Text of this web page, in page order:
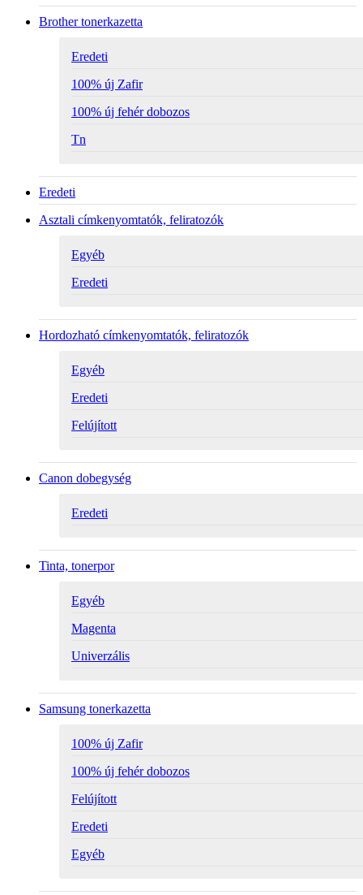
Brother tonerkazetta
Eredeti
100% új Zafir
100% új fehér dobozos
Tn
Eredeti
Asztali címkenyomtatók, feliratozók
Egyéb
Eredeti
Hordozható címkenyomtatók, feliratozók
Egyéb
Eredeti
Felújított
Canon dobegység
Eredeti
Tinta, tonerpor
Egyéb
Magenta
Univerzális
Samsung tonerkazetta
100% új Zafir
100% új fehér dobozos
Felújított
Eredeti
Egyéb